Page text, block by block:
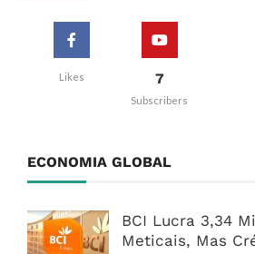
Likes 7
Subscribers
ECONOMIA GLOBAL
BCI Lucra 3,34
Meticais, Mas